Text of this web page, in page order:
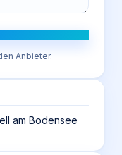
Anbieter.
am Bodensee